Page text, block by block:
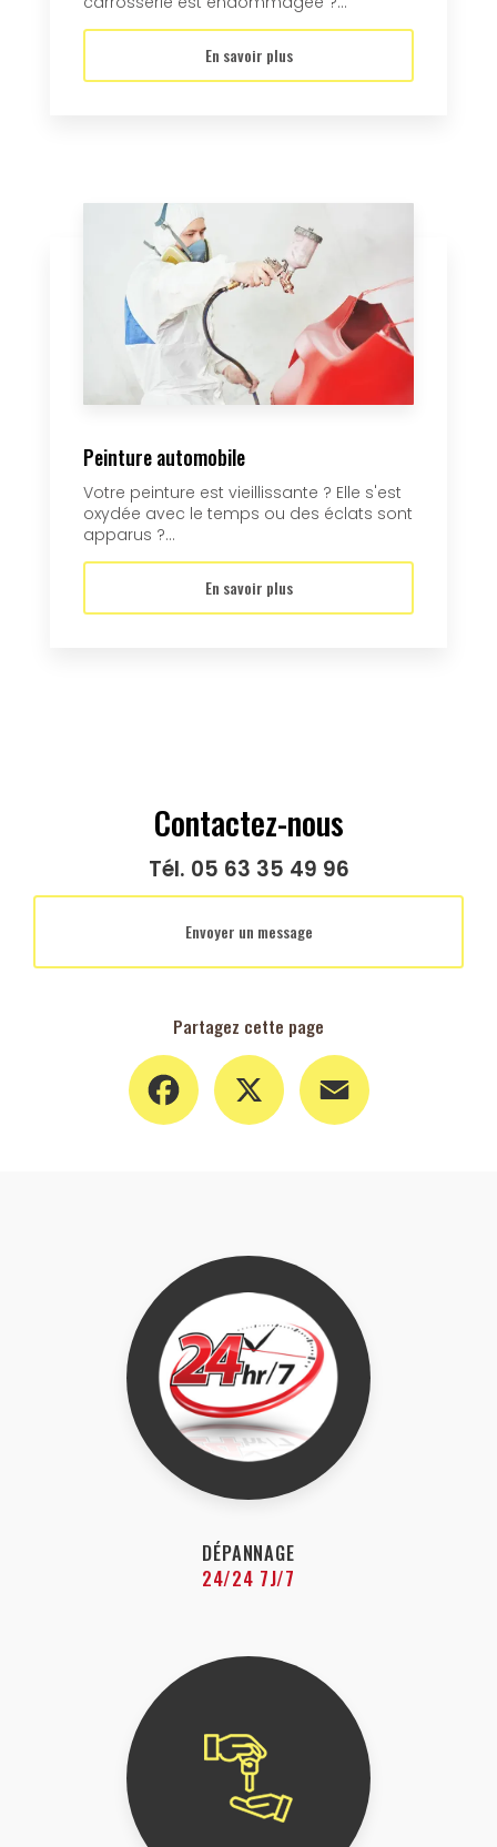
En savoir plus
Peinture automobile
Votre peinture est vieillissante ? Elle s'est
oxydée avec le temps ou des éclats sont
apparus ?...
En savoir plus
Contactez-nous
Tél. 05 63 35 49 96
Envoyer un message
Partagez cette page
Facebook
DÉPANNAGE
24/24 7J/7